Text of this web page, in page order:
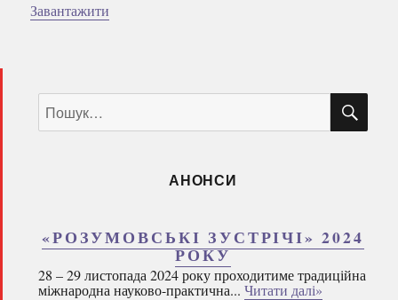
Завантажити
за
запитом:
АНОНСИ
«РОЗУМОВСЬКІ ЗУСТРІЧІ» 2024
РОКУ
28 – 29 листопада 2024 року проходитиме традиційна
міжнародна науково-практична... Читати далі»